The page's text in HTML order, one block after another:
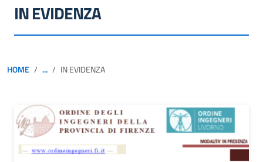
ORDINE
PROFESSIONE
AGGIORNAMENTO PROFESSIONALE
IN EVIDENZA
HOME ... IN EVIDENZA